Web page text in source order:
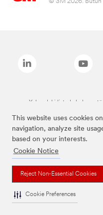
This website uses cookies
navigation, analyze site
based on your interests.
Cookie Notice
Reject Non-Essential Cookies
Cookie Preferences
Yukarıdaki listede bulunan